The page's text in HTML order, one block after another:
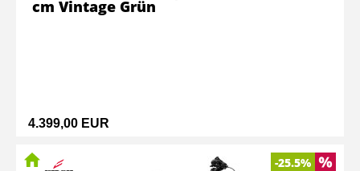
4.399,00 EUR
cm Vintage Grün
-25.5%